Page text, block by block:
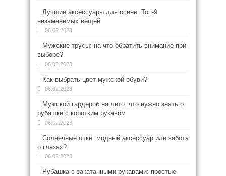
Лучшие аксессуары для осени: Топ-9
незаменимых вещей
06.02.2023
Мужские трусы: на что обратить внимание при
выборе?
06.02.2023
Как выбрать цвет мужской обуви?
06.02.2023
Мужской гардероб на лето: что нужно знать о
рубашке с коротким рукавом
06.02.2023
Солнечные очки: модный аксессуар или забота
о глазах?
06.02.2023
Рубашка с закатанными рукавами: простые